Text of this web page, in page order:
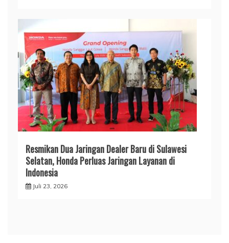
Resmikan Dua Jaringan Dealer Baru di Sulawesi
Selatan, Honda Perluas Jaringan Layanan di
Indonesia
Juli 23, 2026